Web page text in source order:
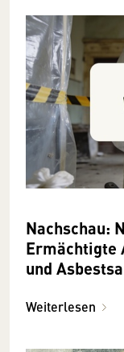
Nachschau:
Ermächtigte
und
Weiterlesen